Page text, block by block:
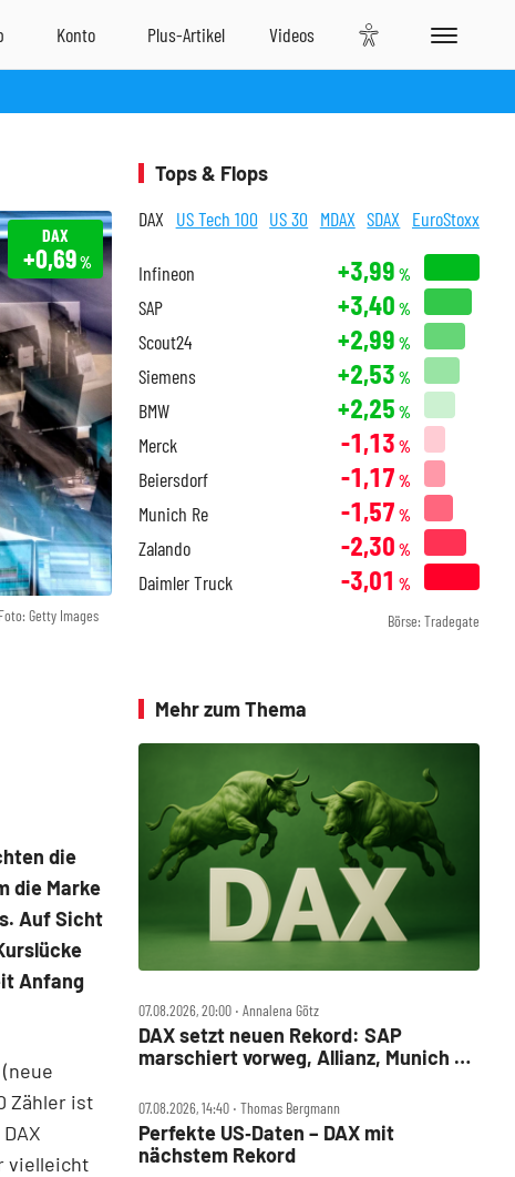
Foto: Getty Images
DAX
+0,69%
die
die Marke
Auf Sicht
Anfang
Zähler ist
vielleicht
Tops & Flops
DAX US Tech 100 US 30 MDAX SDAX EuroStoxx
Infineon +3,99 %
SAP +3,40 %
Scout24 +2,99 %
Siemens +2,53 %
BMW +2,25 %
Merck -1,13 %
Beiersdorf -1,17 %
Munich Re -1,57 %
Zalando -2,30 %
Daimler Truck -3,01 %
Börse: Tradegate
Mehr zum Thema
07.08.2026, 20:00 ‧ Annalena Götz
DAX setzt neuen Rekord: SAP
marschiert vorweg, Allianz, Munich Re
07.08.2026, 14:40 ‧ Thomas Bergmann
Perfekte US‑Daten – DAX mit
nächstem Rekord